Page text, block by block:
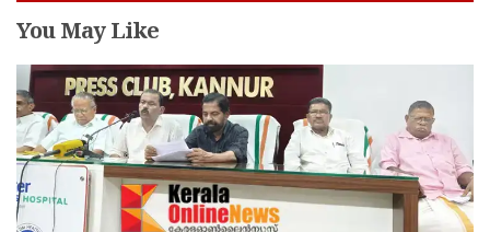
You May Like